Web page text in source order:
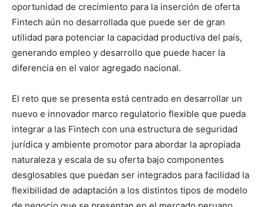
oportunidad de crecimiento para la inserción de oferta
Fintech aún no desarrollada que puede ser de gran
utilidad para potenciar la capacidad productiva del país,
generando empleo y desarrollo que puede hacer la
diferencia en el valor agregado nacional.
El reto que se presenta está centrado en desarrollar un
nuevo e innovador marco regulatorio flexible que pueda
integrar a las Fintech con una estructura de seguridad
jurídica y ambiente promotor para abordar la apropiada
naturaleza y escala de su oferta bajo componentes
desglosables que puedan ser integrados para facilidad la
flexibilidad de adaptación a los distintos tipos de modelo